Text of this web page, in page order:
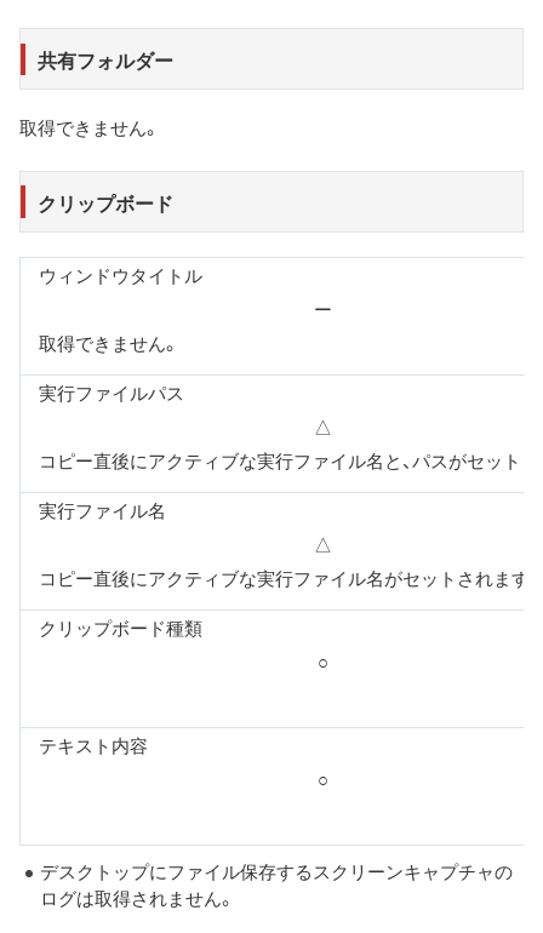
共有フォルダー
取得できません。
クリップボード
ウィンドウタイトル
ー
取得できません。
実行ファイルパス
△
コピー直後にアクティブな実行ファイル名と、パスがセットさ
実行ファイル名
△
コピー直後にアクティブな実行ファイル名がセットされます。
クリップボード種類
○
テキスト内容
○
デスクトップにファイル保存するスクリーンキャプチャの
ログは取得されません。